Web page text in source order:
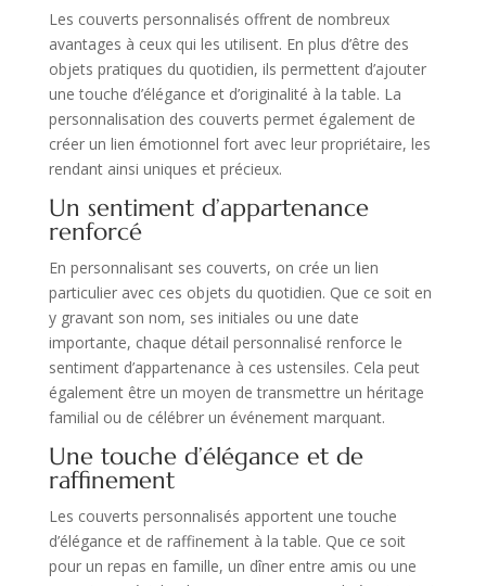
Les couverts personnalisés offrent de nombreux
avantages à ceux qui les utilisent. En plus d’être des
objets pratiques du quotidien, ils permettent d’ajouter
une touche d’élégance et d’originalité à la table. La
personnalisation des couverts permet également de
créer un lien émotionnel fort avec leur propriétaire, les
rendant ainsi uniques et précieux.
Un sentiment d’appartenance
renforcé
En personnalisant ses couverts, on crée un lien
particulier avec ces objets du quotidien. Que ce soit en
y gravant son nom, ses initiales ou une date
importante, chaque détail personnalisé renforce le
sentiment d’appartenance à ces ustensiles. Cela peut
également être un moyen de transmettre un héritage
familial ou de célébrer un événement marquant.
Une touche d’élégance et de
raffinement
Les couverts personnalisés apportent une touche
d’élégance et de raffinement à la table. Que ce soit
pour un repas en famille, un dîner entre amis ou une